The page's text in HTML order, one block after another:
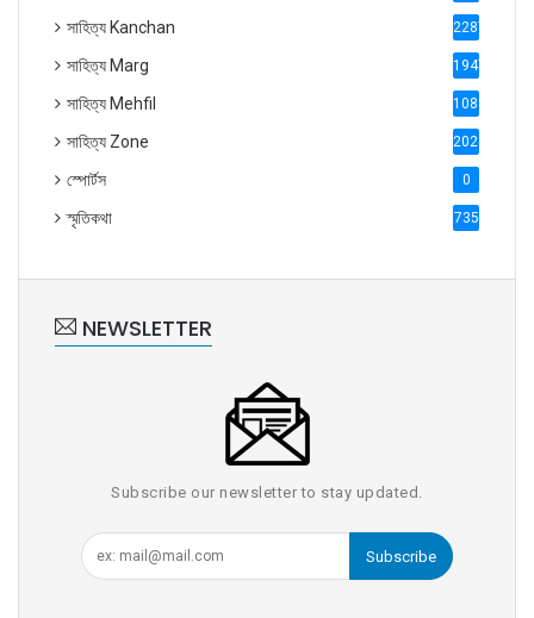
সাহিত্য Kanchan 2287
সাহিত্য Marg 1947
সাহিত্য Mehfil 1088
সাহিত্য Zone 2028
স্পোর্টস 0
স্মৃতিকথা 735
NEWSLETTER
Subscribe our newsletter to stay updated.
Subscribe